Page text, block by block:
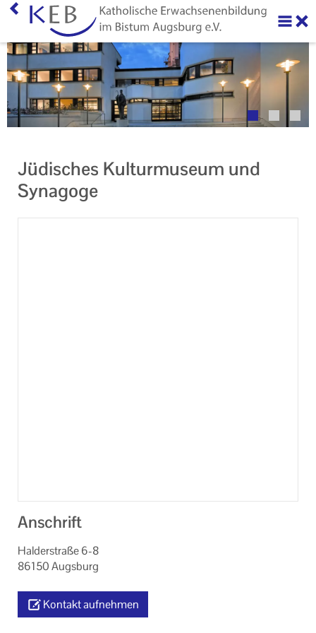
Jüdisches Kulturmuseum und
Synagoge
Anschrift
Halderstraße 6-8
86150 Augsburg
Kontakt aufnehmen
Home
Über uns
Neuigkeiten
Ihr Kontakt zu uns